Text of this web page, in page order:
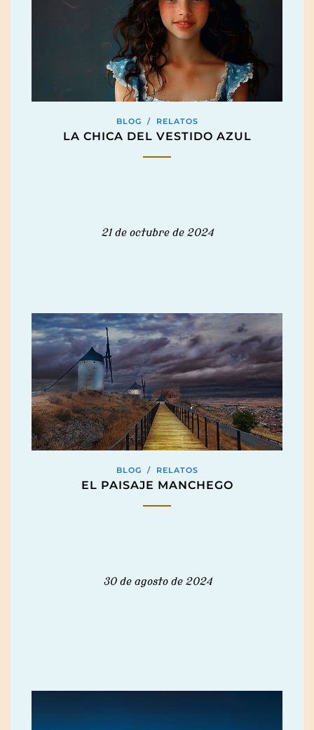
BLOG / RELATOS
LA CHICA DEL VESTIDO AZUL
21 de octubre de 2024
BLOG / RELATOS
EL PAISAJE MANCHEGO
30 de agosto de 2024